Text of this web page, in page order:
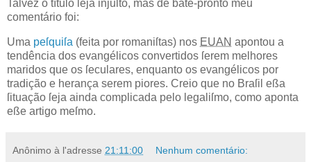
Talvez o título ſeja injuſto, mas de bate-pronto meu
comentário foi:
Uma peſquiſa (feita por romaniſtas) nos EUAN apontou a
tendência dos evangélicos convertidos ſerem melhores
maridos que os ſeculares, enquanto os evangélicos por
tradição e herança serem piores. Creio que no Braſil eßa
ſituação ſeja ainda complicada pelo legaliſmo, como aponta
eße artigo meſmo.
Anônimo à l'adresse 21:11:00 Nenhum comentário: